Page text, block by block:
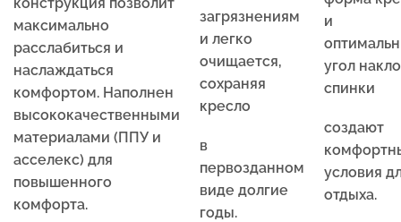
максимально
расслабиться и
наслаждаться
комфортом. Наполнен
высококачественными
материалами (ППУ и
асселекс) для
повышенного
комфорта.
загрязнениям
и легко
очищается,
сохраняя
кресло
в
первозданном
виде долгие
годы.
и
угол
спинки
создают
условия
отдыха.